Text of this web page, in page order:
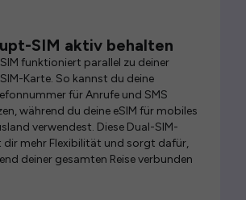
SIM aktiv behalten
funktioniert parallel zu deiner
Karte. So kannst du deine
für Anrufe und SMS
während du deine eSIM für mobiles
verwendest. Diese Dual-SIM-
dir mehr Flexibilität und sorgt dafür,
deiner gesamten Reise verbunden